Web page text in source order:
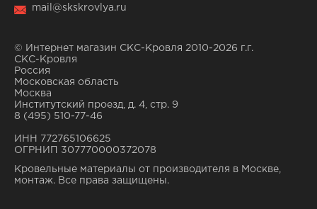
mail@skskrovlya.ru
© Интернет магазин СКС-Кровля 2010-2026 г.г.
СКС-Кровля
Россия
Московская область
Москва
Институтский проезд, д. 4, стр. 9
8 (495) 510-77-46
ИНН 772765106625
ОГРНИП 307770000372078
Кровельные материалы от производителя в Москве,
монтаж. Все права защищены.